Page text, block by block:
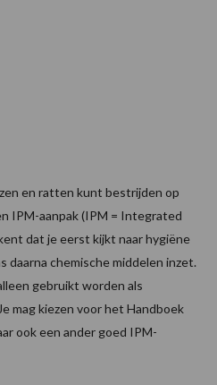
en ratten kunt bestrijden op
IPM-aanpak (IPM = Integrated
dat je eerst kijkt naar hygiëne
daarna chemische middelen inzet.
gebruikt worden als
mag kiezen voor het Handboek
ook een ander goed IPM-